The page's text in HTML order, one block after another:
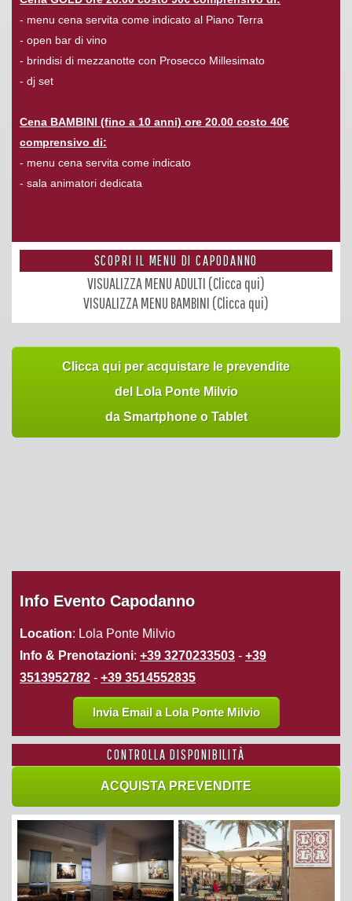
- menu cena servita come indicato al Piano Terra
- open bar di vino
- brindisi di mezzanotte con Prosecco Millesimato
- dj set
Cena BAMBINI (fino a 10 anni) ore 20.00 costo 40€
comprensivo di:
- menu cena servita come indicato
- sala animatori dedicata
SCOPRI IL MENU DI CAPODANNO
VISUALIZZA MENU ADULTI (Clicca qui)
VISUALIZZA MENU BAMBINI (Clicca qui)
Clicca qui per acquistare le prevendite
del Lola Ponte Milvio
da Smartphone o Tablet
Info Evento Capodanno
Location: Lola Ponte Milvio
Info & Prenotazioni: +39 3270233503 - +39
3513952782 - +39 3514552835
Invia Email a Lola Ponte Milvio
CONTROLLA DISPONIBILITÀ
ACQUISTA PREVENDITE